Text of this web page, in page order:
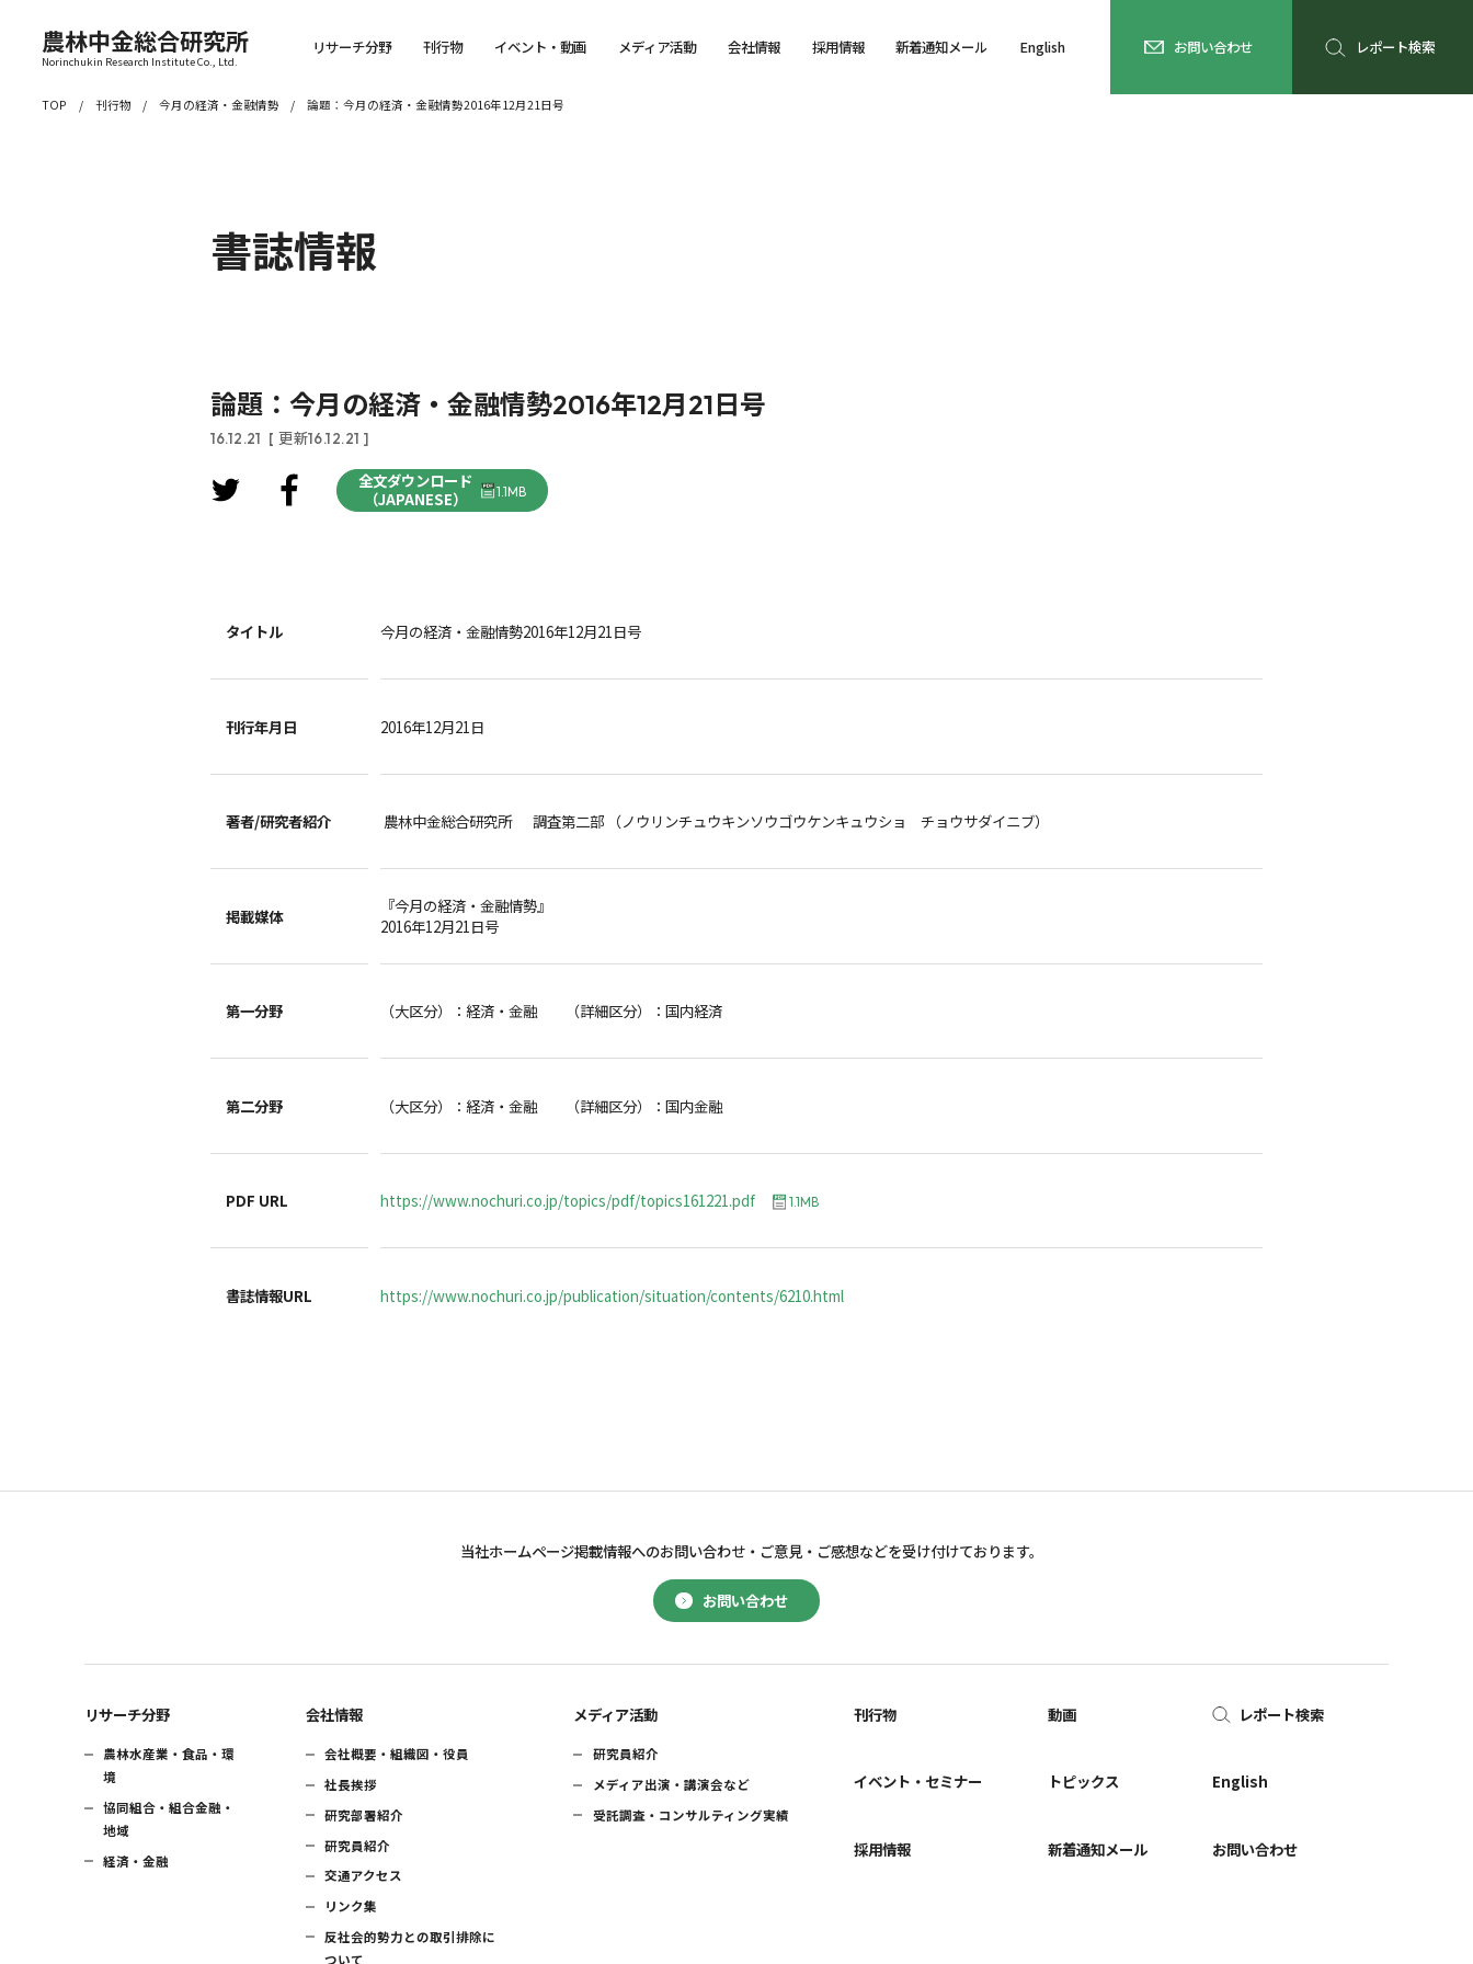
農林中金総合研究所
Norinchukin Research Institute Co., Ltd.
リサーチ分野 刊行物 イベント・動画 メディア活動 会社情報 採用情報 新着通知メール English お問い合わせ レポート検索
TOP 刊行物 今月の経済・金融情勢 論題：今月の経済・金融情勢2016年12月21日号
書誌情報
論題：今月の経済・金融情勢2016年12月21日号
16.12.21 [ 更新16.12.21 ]
全文ダウンロード
（JAPANESE）
1.1MB
タイトル 今月の経済・金融情勢2016年12月21日号
刊行年月日 2016年12月21日
著者/研究者紹介 農林中金総合研究所 調査第二部 （ノウリンチュウキンソウゴウケンキュウショ チョウサダイニブ）
掲載媒体
『今月の経済・金融情勢』
2016年12月21日号
第一分野 （大区分）：経済・金融 （詳細区分）：国内経済
第二分野 （大区分）：経済・金融 （詳細区分）：国内金融
PDF URL https://www.nochuri.co.jp/topics/pdf/topics161221.pdf 1.1MB
書誌情報URL https://www.nochuri.co.jp/publication/situation/contents/6210.html
お問い合わせ
当社ホームページ掲載情報へのお問い合わせ・ ご意見・ご感想などを受け付けております。
リサーチ分野
農林水産業・食品・環
境
協同組合・組合金融・
地域
経済・金融
会社情報
会社概要・組織図・役員
社長挨拶
研究部署紹介
研究員紹介
交通アクセス
リンク集
反社会的勢力との取引排除に
ついて
メディア活動
研究員紹介
メディア出演・講演会など
受託調査・コンサルティング実績
刊行物
イベント・セミナー
採用情報
動画
トピックス
新着通知メール
レポート検索
English
お問い合わせ